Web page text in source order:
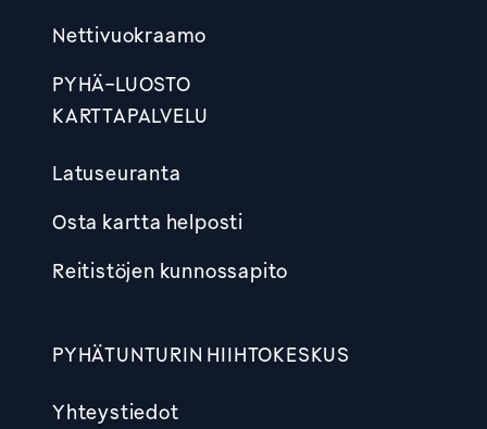
Nettivuokraamo
PYHÄ-LUOSTO
KARTTAPALVELU
Latuseuranta
Osta kartta helposti
Reitistöjen kunnossapito
PYHÄTUNTURIN HIIHTOKESKUS
Yhteystiedot